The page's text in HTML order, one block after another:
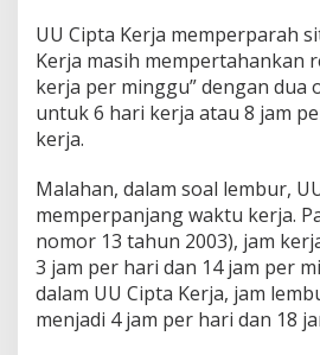
UU Cipta Kerja memperparah
Kerja masih mempertahankan
kerja per minggu” dengan dua
untuk 6 hari kerja atau 8 jam
kerja.
Malahan, dalam soal lembur,
memperpanjang waktu kerja.
nomor 13 tahun 2003), jam
3 jam per hari dan 14 jam per
dalam UU Cipta Kerja, jam
menjadi 4 jam per hari dan 18